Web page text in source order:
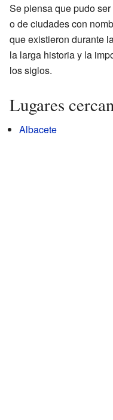
Se piensa que pudo
o de ciudades con
que existieron durante
la larga historia y la
los siglos.
Lugares
Albacete